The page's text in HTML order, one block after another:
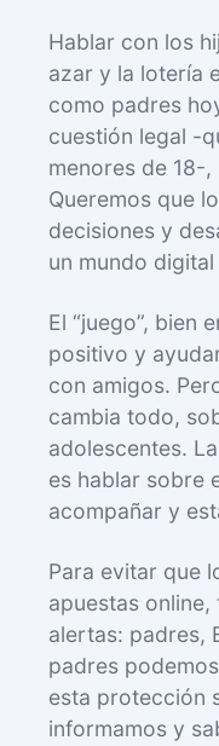
Hablar con los
azar y la lotería
como padres
cuestión legal -
menores de 18-
Queremos que
decisiones y
un mundo
El “juego”, bien
positivo y
con amigos.
cambia todo,
adolescentes.
es hablar sobre
acompañar y
Para evitar que
apuestas
alertas: padres,
padres
esta protección
informamos y